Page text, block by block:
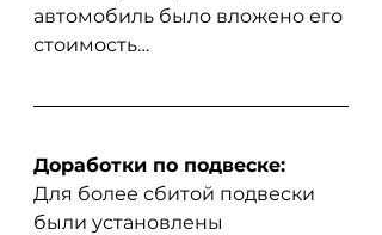
автомобиль было вложено его
стоимость…
Доработки по подвеске:
Для более сбитой подвески
были установлены